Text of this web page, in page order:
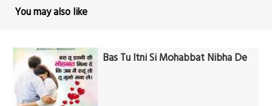
You may also like
Bas Tu Itni Si Mohabbat Nibha De